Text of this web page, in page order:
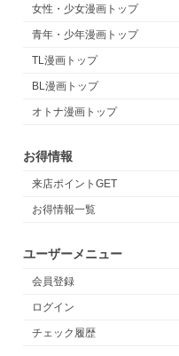
女性・少女漫画トップ
青年・少年漫画トップ
TL漫画トップ
BL漫画トップ
オトナ漫画トップ
お得情報
来店ポイントGET
お得情報一覧
ユーザーメニュー
会員登録
ログイン
チェック履歴